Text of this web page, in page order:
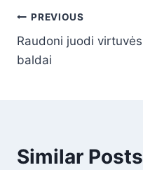
Navigacija
tarp
PREVIOUS
Raudoni juodi virtuvės
baldai
Similar Posts